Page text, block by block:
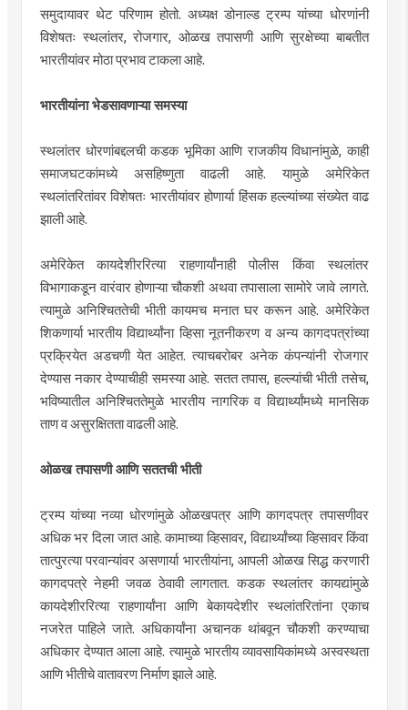
समुदायावर थेट परिणाम होतो. अध्यक्ष डोनाल्ड ट्रम्प यांच्या धोरणांनी
विशेषतः स्थलांतर, रोजगार, ओळख तपासणी आणि सुरक्षेच्या बाबतीत
भारतीयांवर मोठा प्रभाव टाकला आहे.
भारतीयांना भेडसावणाऱ्या समस्या
स्थलांतर धोरणांबद्दलची कडक भूमिका आणि राजकीय विधानांमुळे, काही
समाजघटकांमध्ये असहिष्णुता वाढली आहे. यामुळे अमेरिकेत
स्थलांतरितांवर विशेषतः भारतीयांवर होणार्या हिंसक हल्ल्यांच्या संख्येत वाढ
झाली आहे.
अमेरिकेत कायदेशीररित्या राहणार्यांनाही पोलीस किंवा स्थलांतर
विभागाकडून वारंवार होणाऱ्या चौकशी अथवा तपासाला सामोरे जावे लागते.
त्यामुळे अनिश्चिततेची भीती कायमच मनात घर करून आहे. अमेरिकेत
शिकणार्या भारतीय विद्यार्थ्यांना व्हिसा नूतनीकरण व अन्य कागदपत्रांच्या
प्रक्रियेत अडचणी येत आहेत. त्याचबरोबर अनेक कंपन्यांनी रोजगार
देण्यास नकार देण्याचीही समस्या आहे. सतत तपास, हल्ल्यांची भीती तसेच,
भविष्यातील अनिश्चिततेमुळे भारतीय नागरिक व विद्यार्थ्यांमध्ये मानसिक
ताण व असुरक्षितता वाढली आहे.
ओळख तपासणी आणि सततची भीती
ट्रम्प यांच्या नव्या धोरणांमुळे ओळखपत्र आणि कागदपत्र तपासणीवर
अधिक भर दिला जात आहे. कामाच्या व्हिसावर, विद्यार्थ्यांच्या व्हिसावर किंवा
तात्पुरत्या परवान्यांवर असणार्या भारतीयांना, आपली ओळख सिद्ध करणारी
कागदपत्रे नेहमी जवळ ठेवावी लागतात. कडक स्थलांतर कायद्यांमुळे
कायदेशीररित्या राहणार्यांना आणि बेकायदेशीर स्थलांतरितांना एकाच
नजरेत पाहिले जाते. अधिकार्यांना अचानक थांबवून चौकशी करण्याचा
अधिकार देण्यात आला आहे. त्यामुळे भारतीय व्यावसायिकांमध्ये अस्वस्थता
आणि भीतीचे वातावरण निर्माण झाले आहे.